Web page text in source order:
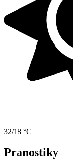
32/18 °C
Pranostiky